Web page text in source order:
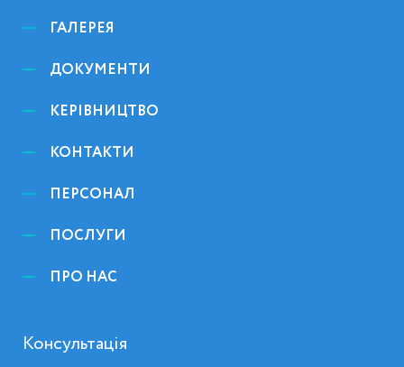
ГАЛЕРЕЯ
ДОКУМЕНТИ
КЕРІВНИЦТВО
КОНТАКТИ
ПЕРСОНАЛ
ПОСЛУГИ
ПРО НАС
Консультація